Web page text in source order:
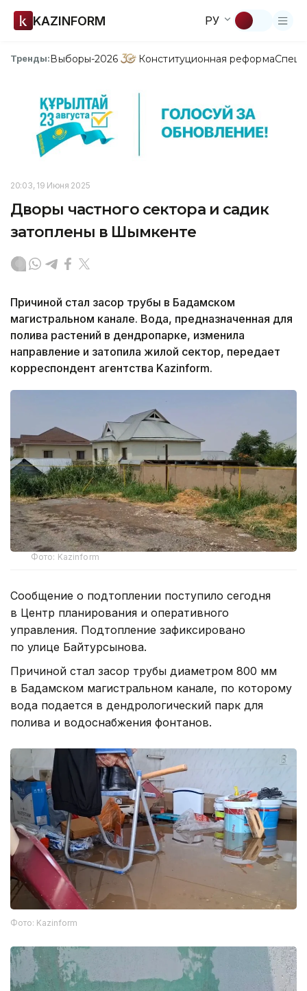
KAZINFORM РУ
Тренды:Выборы-2026 Конституционная реформа
20:03, 19 Июня 2025
Дворы частного сектора и садик
затоплены в Шымкенте
Причиной стал засор трубы в Бадамском
магистральном канале. Вода, предназначенная для
полива растений в дендропарке, изменила
направление и затопила жилой сектор, передает
корреспондент агентства Kazinform.
Фото: Kazinform
Сообщение о подтоплении поступило сегодня
в Центр планирования и оперативного
управления. Подтопление зафиксировано
по улице Байтурсынова.
Причиной стал засор трубы диаметром 800 мм
в Бадамском магистральном канале, по которому
вода подается в дендрологический парк для
полива и водоснабжения фонтанов.
Фото: Kazinform